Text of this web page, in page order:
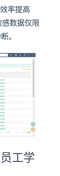
率提高
数据仅限
。
工学